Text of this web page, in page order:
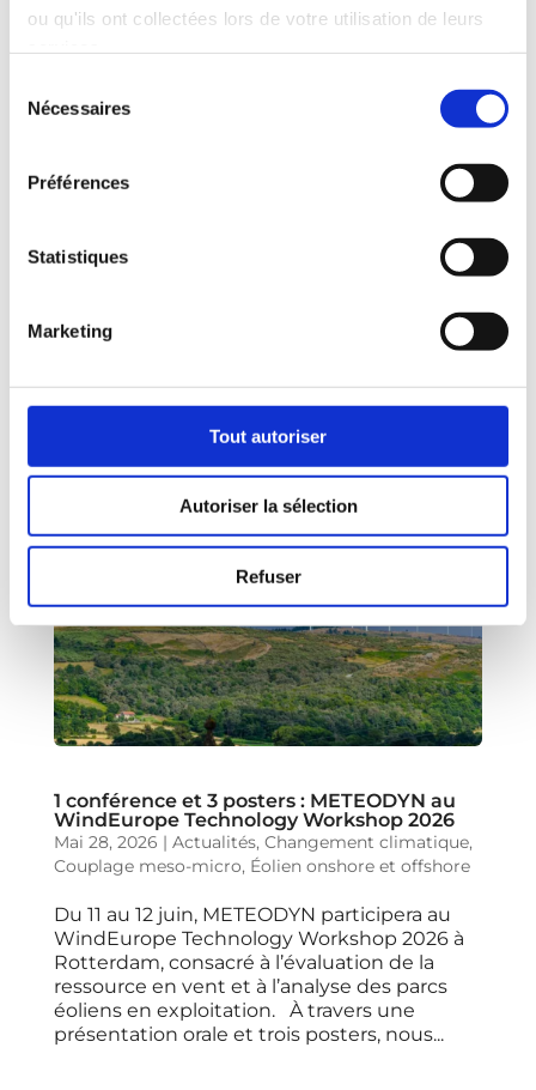
ou qu'ils ont collectées lors de votre utilisation de leurs
Nécessaires
Préférences
Statistiques
Marketing
Tout autoriser
Autoriser la sélection
Refuser
Poster : Estimation de la production
énergétique annuelle à l’aide de la
Juin 8, 2026
Étude de
L’évaluation du potentiel éolien aux
tels que WRF, mais leur résolution s’avère
1 conférence et 3 posters : METEODYN au
WindEurope Technology Workshop 2026
Mai 28, 2026 | Actualités, Changement climatique,
Couplage meso-micro, Éolien onshore et offshore
Du 11 au 12 juin, METEODYN participera au
WindEurope Technology Workshop 2026 à
Rotterdam, consacré à l’évaluation de la
ressource en vent et à l’analyse des parcs
éoliens en exploitation. À travers une
présentation orale et trois posters, nous...